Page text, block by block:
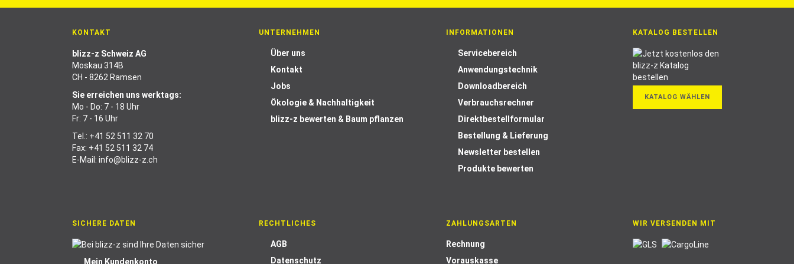
KONTAKT
blizz-z Schweiz AG
Moskau 314B
CH - 8262 Ramsen
Sie erreichen uns werktags:
Mo - Do: 7 - 18 Uhr
Fr: 7 - 16 Uhr
Tel.: +41 52 511 32 70
Fax: +41 52 511 32 74
E-Mail: info@blizz-z.ch
UNTERNEHMEN
Über uns
Kontakt
Jobs
Ökologie & Nachhaltigkeit
blizz-z bewerten & Baum pflanzen
INFORMATIONEN
Servicebereich
Anwendungstechnik
Downloadbereich
Verbrauchsrechner
Direktbestellformular
Bestellung & Lieferung
Newsletter bestellen
Produkte bewerten
KATALOG BESTELLEN
KATALOG WÄHLEN
SICHERE DATEN
Mein Kundenkonto
RECHTLICHES
AGB
Datenschutz
ZAHLUNGSARTEN
Rechnung
Vorauskasse
WIR VERSENDEN MIT